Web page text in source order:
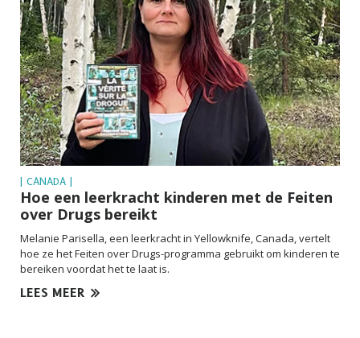
| CANADA |
Hoe een leerkracht kinderen met de Feiten
over Drugs bereikt
Melanie Parisella, een leerkracht in Yellowknife, Canada, vertelt
hoe ze het Feiten over Drugs-programma gebruikt om kinderen te
bereiken voordat het te laat is.
LEES MEER